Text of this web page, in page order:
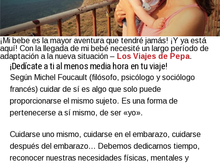
¡Mi bebe es la mayor aventura que tendré jamás! ¡Y ya está
aquí! Con la llegada de mi bebé necesité un largo período de
adaptación a la nueva situación – Los Viajes de Pepa.
¡Dedícate a ti al menos media hora en tu viaje!
Según Michel Foucault (filósofo, psicólogo y sociólogo
francés) cuidar de sí es algo que solo puede
proporcionarse el mismo sujeto. Es una forma de
pertenecerse a sí mismo, de ser «yo».
Cuidarse uno mismo, cuidarse en el embarazo, cuidarse
después del embarazo… Debemos dedicarnos tiempo,
reconocer nuestras necesidades físicas, mentales y